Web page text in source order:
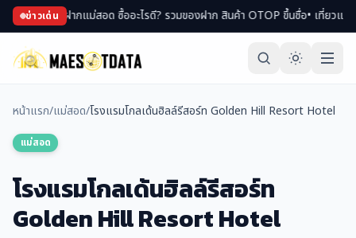
ข่าวเด่น
สอด ซื้ออะไรดี? รวมของฝาก สินค้า OTOP ขึ้นชื่อ • เที่ยวแม่สอดหน้าหนาว ที่เที่
หน้าแรก/แม่สอด/โรงแรมโกลเด้นฮิลล์รีสอร์ท Golden Hill Resort Hotel
แม่สอด
โรงแรมโกลเด้นฮิลล์รีสอร์ท
Golden Hill Resort Hotel